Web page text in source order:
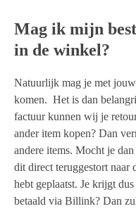
Mag ik mijn
in de winkel?
Natuurlijk mag je met
komen. Het is dan
factuur kunnen wij je
ander item kopen? Dan
andere items. Mocht je
dit direct teruggestort naar
hebt geplaatst. Je krijgt
betaald via Billink? Dan